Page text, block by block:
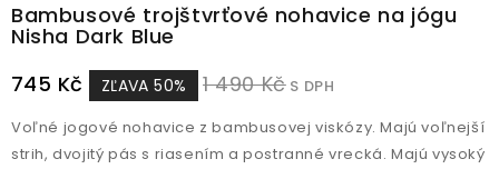
Bambusové trojštvrťové nohavice na jógu
Nisha Dark Blue
745 Kč
ZĽAVA 50% 1 490 Kč S DPH
Voľné jogové nohavice z bambusovej viskózy. Majú voľnejší
strih, dvojitý pás s riasením a postranné vrecká. Majú vysoký